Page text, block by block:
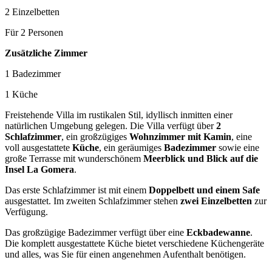
2 Einzelbetten
Für 2 Personen
Zusätzliche Zimmer
1 Badezimmer
1 Küche
Freistehende Villa im rustikalen Stil, idyllisch inmitten einer
natürlichen Umgebung gelegen. Die Villa verfügt über2
Schlafzimmer, ein großzügiges Wohnzimmer mit Kamin, eine
voll ausgestattete Küche, ein geräumiges Badezimmer sowie eine
große Terrasse mit wunderschönem Meerblick und Blick auf die
Insel La Gomera.
Das erste Schlafzimmer ist mit einem Doppelbett und einem Safe
ausgestattet. Im zweiten Schlafzimmer stehen zwei Einzelbetten zur
Verfügung.
Das großzügige Badezimmer verfügt über eine Eckbadewanne.
Die komplett ausgestattete Küche bietet verschiedene Küchengeräte
und alles, was Sie für einen angenehmen Aufenthalt benötigen.